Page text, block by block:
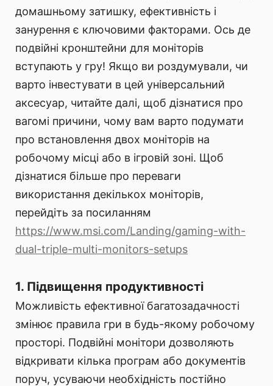
домашньому затишку, ефективність і
занурення є ключовими факторами. Ось де
подвійні кронштейни для моніторів
вступають у гру! Якщо ви роздумували, чи
варто інвестувати в цей універсальний
аксесуар, читайте далі, щоб дізнатися про
вагомі причини, чому вам варто подумати
про встановлення двох моніторів на
робочому місці або в ігровій зоні. Щоб
дізнатися більше про переваги
використання декількох моніторів,
перейдіть за посиланням
https://www.msi.com/Landing/gaming-with-
dual-triple-multi-monitors-setups
1. Підвищення продуктивності
Можливість ефективної багатозадачності
змінює правила гри в будь-якому робочому
просторі. Подвійні монітори дозволяють
відкривати кілька програм або документів
поруч, усуваючи необхідність постійно